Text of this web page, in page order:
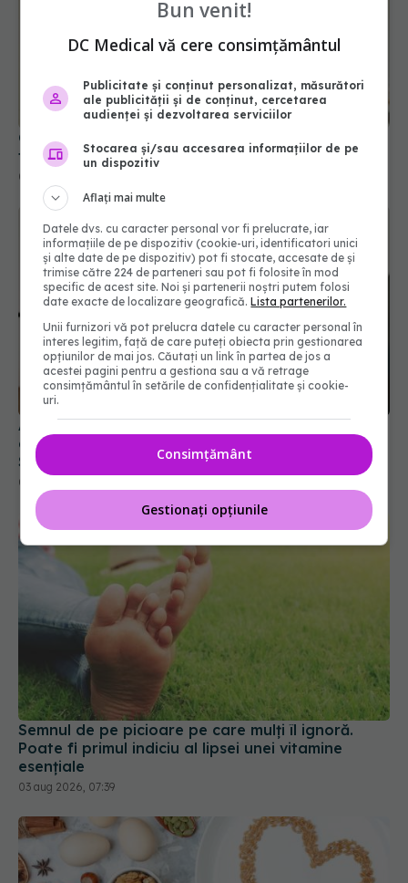
Gestul banal din rutina de dimineață care poate
trăda primele semne de demență
04 aug 2026, 09:52
Aerul condiționat poate da simptome
asemănătoare unei boli. Ce este Sick Building
Syndrome
05 aug 2026, 11:30
Semnul de pe picioare pe care mulți îl ignoră.
Poate fi primul indiciu al lipsei unei vitamine
esențiale
03 aug 2026, 07:39
Bun venit!
DC Medical vă cere consimțământul
Publicitate și conținut personalizat, măsurători
ale publicității și de conținut, cercetarea
audienței și dezvoltarea serviciilor
Stocarea și/sau accesarea informațiilor de pe
un dispozitiv
Aflați mai multe
Datele dvs. cu caracter personal vor fi prelucrate, iar
informațiile de pe dispozitiv (cookie-uri, identificatori unici
și alte date de pe dispozitiv) pot fi stocate, accesate de și
trimise către 224 de parteneri sau pot fi folosite în mod
specific de acest site. Noi și partenerii noștri putem folosi
date exacte de localizare geografică.Lista partenerilor.
Unii furnizori vă pot prelucra datele cu caracter personal în
interes legitim, față de care puteți obiecta prin gestionarea
opțiunilor de mai jos. Căutați un link în partea de jos a
acestei pagini pentru a gestiona sau a vă retrage
consimțământul în setările de confidențialitate și cookie-
uri.
Consimțământ
Gestionați opțiunile